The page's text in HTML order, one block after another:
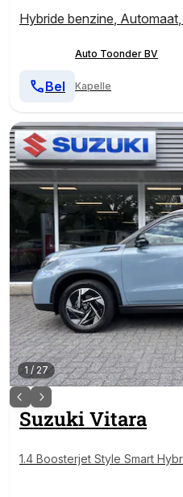
Hybride benzine, Automaat,
Auto Toonder BV
Kapelle
Bel
1/ 27
SuzukiVitara
1.4 Boosterjet Style Smart